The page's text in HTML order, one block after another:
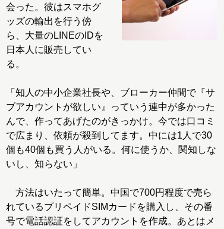
会った。彼はスマホグ
ッズの輸出を行う傍
ら、大量のLINEのIDを
日本人に販売してい
る。
「知人の中小企業社長や、ブローカー仲間で『サ
ブアカウントが欲しい』っていう連中が多かった
んで、作ってあげたのがきっかけ。今では口コミ
で広まり、依頼が殺到してます。中には1人で30
個も40個も買う人がいる。何に使うか、関知しな
いし、知らない」
方法はいたって簡単。中国で700円程度で売ら
れているプリペイドSIMカードを購入し、その番
号で電話認証をしてアカウントを作成。あとはメ